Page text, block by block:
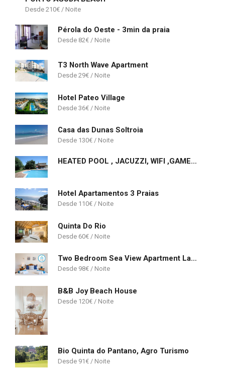
210€
Pérola do Oeste - 3min da praia
82€
T3 North Wave Apartment
29€
Hotel Pateo Village
36€
Casa das Dunas Soltroia
130€
HEATED POOL , JACUZZI, WIFI ,GAMES ROOMS,9 BEDROOMS
Hotel Apartamentos 3 Praias
110€
Quinta Do Rio
60€
Two Bedroom Sea View Apartment Lagos
98€
B&B Joy Beach House
120€
Bio Quinta do Pantano, Agro Turismo
91€